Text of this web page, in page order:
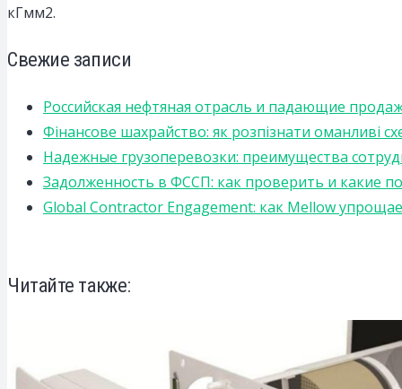
кГмм2.
Свежие записи
Российская нефтяная отрасль и падающие
Фінансове шахрайство: як розпізнати оманливі
Надежные грузоперевозки: преимущества
Задолженность в ФССП: как проверить и какие
Global Contractor Engagement: как Mellow
Читайте также: